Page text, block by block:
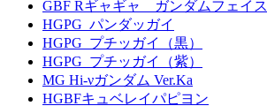
GBF Rギャギャ ガンダムフェイス
HGPG_パンダッガイ
HGPG_プチッガイ（黒）
HGPG_プチッガイ（紫）
MG Hi-νガンダム Ver.Ka
HGBFキュベレイパピヨン